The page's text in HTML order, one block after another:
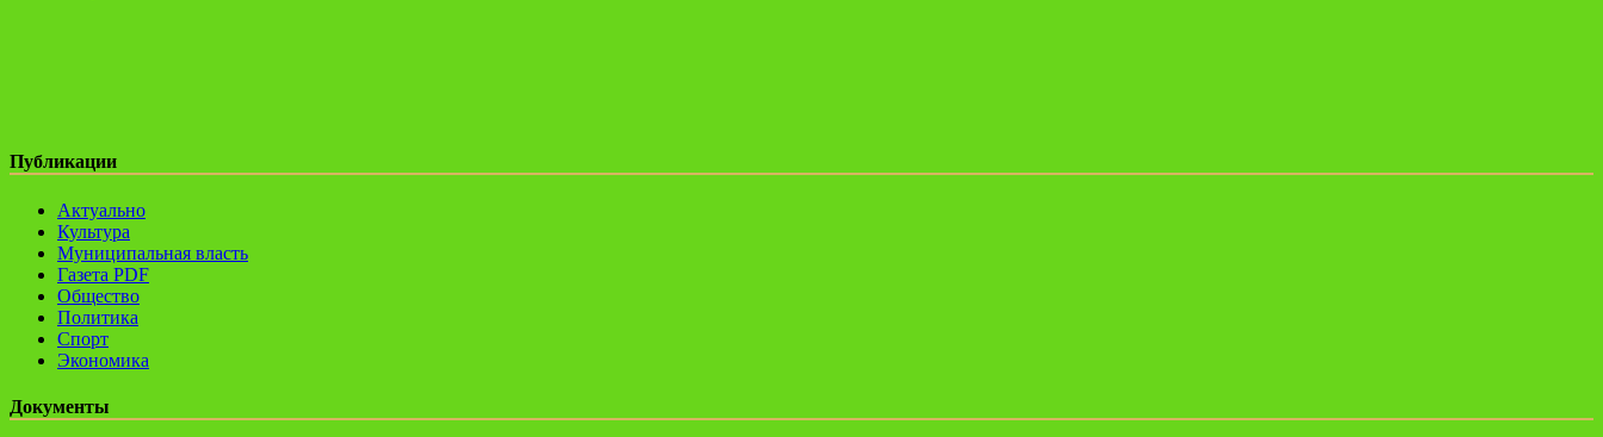
Публикации
Актуально
Культура
Муниципальная власть
Газета PDF
Общество
Политика
Спорт
Экономика
Документы